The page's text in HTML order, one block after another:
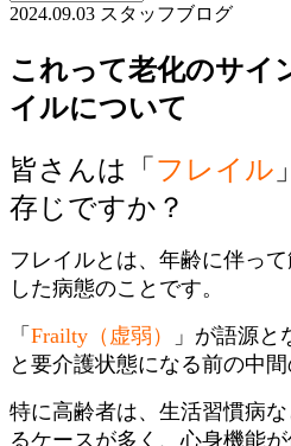
2024.09.03 スタッフブログ
これって老化のサイ
イルについて
皆さんは「 フレイル
存じですか？
フレイルとは、年齢に伴っ
した病態のことです。
「 Frailty（虚弱）
」が語源
と要介護状態になる前の中間
特に高齢者は、生活習慣病
るケースが多く、心身機能